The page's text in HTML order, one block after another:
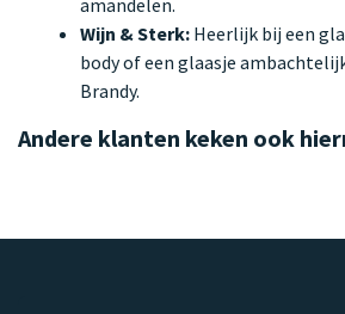
amandelen.
Wijn & Sterk: Heerlijk bij een
body of een glaasje
Brandy.
Andere klanten keken ook